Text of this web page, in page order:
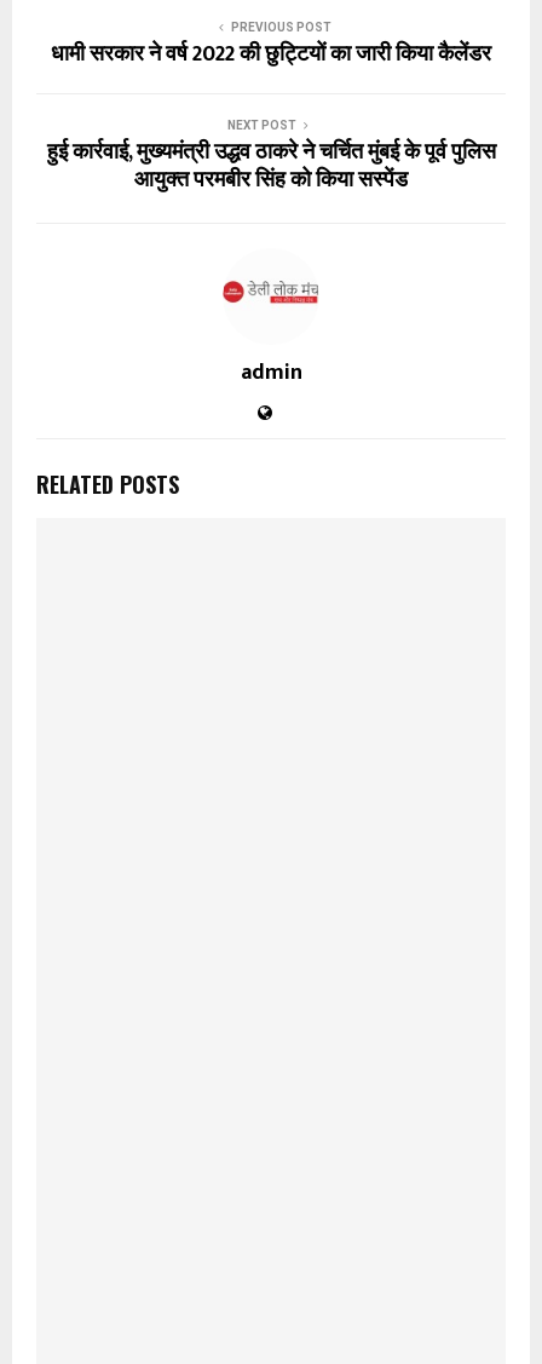
PREVIOUS POST
धामी सरकार ने वर्ष 2022 की छुट्टियों का जारी किया कैलेंडर
NEXT POST
हुई कार्रवाई, मुख्यमंत्री उद्धव ठाकरे ने चर्चित मुंबई के पूर्व पुलिस
आयुक्त परमबीर सिंह को किया सस्पेंड
admin
RELATED POSTS